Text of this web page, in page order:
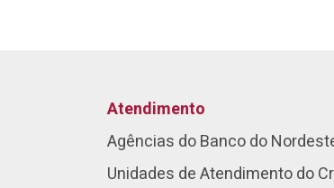
Atendimento
Agências do Banco do
Unidades de Atendimento do